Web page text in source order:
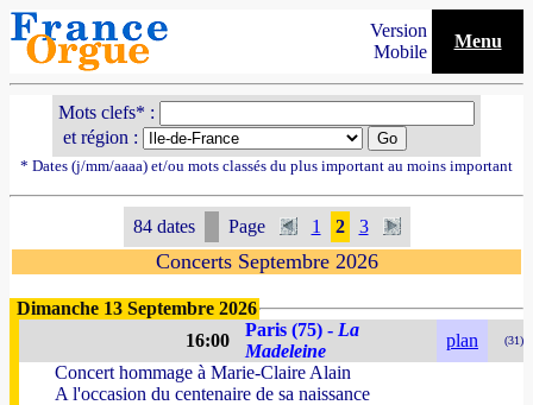
Version
Mobile
Menu
Mots clefs* :
et région :
* Dates (j/mm/aaaa) et/ou mots classés du plus important au moins important
84 dates Page 1 2 3
Concerts Septembre 2026
Dimanche 13 Septembre 2026
16:00
Paris (75) - La
Madeleine
plan (31)
Concert hommage à Marie-Claire Alain
A l'occasion du centenaire de sa naissance